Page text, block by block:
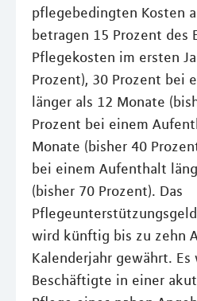
pflegebedingten Kosten
betragen 15 Prozent des
Pflegekosten im ersten
Prozent), 30 Prozent bei
länger als 12 Monate
Prozent bei einem
Monate (bisher 40
bei einem Aufenthalt
(bisher 70 Prozent). Das
wird künftig bis zu zehn
Kalenderjahr gewährt.
Beschäftigte in einer